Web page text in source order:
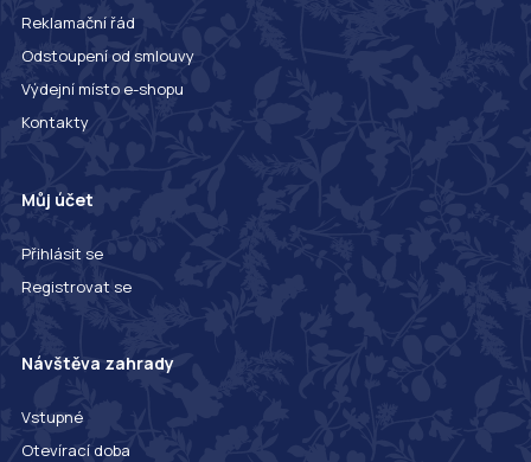
Reklamační řád
Odstoupení od smlouvy
Výdejní místo e-shopu
Kontakty
Můj účet
Přihlásit se
Registrovat se
Návštěva zahrady
Vstupné
Otevírací doba